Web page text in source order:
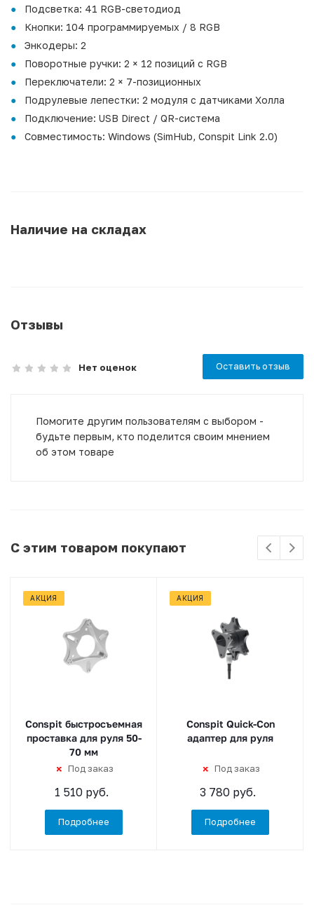
Подсветка: 41 RGB-светодиод
Кнопки: 104 программируемых / 8 RGB
Энкодеры: 2
Поворотные ручки: 2 × 12 позиций с RGB
Переключатели: 2 × 7-позиционных
Подрулевые лепестки: 2 модуля с датчиками Холла
Подключение: USB Direct / QR-система
Совместимость: Windows (SimHub, Conspit Link 2.0)
Наличие на складах
Отзывы
Нет оценок Оставить отзыв
Помогите другим пользователям с выбором -
будьте первым, кто поделится своим мнением
об этом товаре
С этим товаром покупают
АКЦИЯ
Conspit быстросъемная
проставка для руля 50-
70 мм
Под заказ
1 510 руб.
Подробнее
АКЦИЯ
Conspit Quick-Con
адаптер для руля
Под заказ
3 780 руб.
Подробнее